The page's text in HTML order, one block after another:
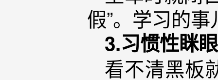
假”。学习的
3.习惯性眯
看不清黑板